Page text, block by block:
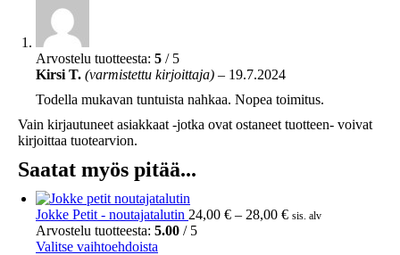
Arvostelu tuotteesta: 5 / 5
Kirsi T. (varmistettu kirjoittaja) – 19.7.2024
Todella mukavan tuntuista nahkaa. Nopea toimitus.
Vain kirjautuneet asiakkaat -jotka ovat ostaneet tuotteen- voivat
kirjoittaa tuotearvion.
Saatat myös pitää...
Jokke Petit - noutajatalutin 24,00 € – 28,00 €Hintaluokka:
sis. alv
Arvostelu tuotteesta: 5.00 / 5
Valitse vaihtoehdoista